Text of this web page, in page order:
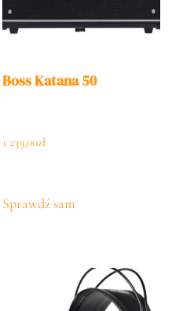
Boss Katana 50
1 239,00zł
Sprawdź sam